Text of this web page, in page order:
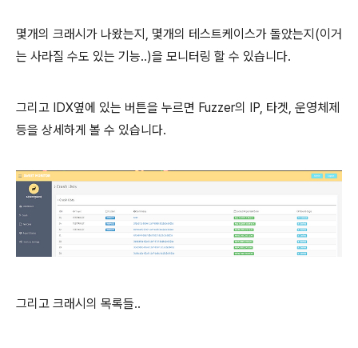
몇개의 크래시가 나왔는지, 몇개의 테스트케이스가 돌았는지(이거
는 사라질 수도 있는 기능..)을 모니터링 할 수 있습니다.
그리고 IDX옆에 있는 버튼을 누르면 Fuzzer의 IP, 타겟, 운영체제
등을 상세하게 볼 수 있습니다.
그리고 크래시의 목록들..